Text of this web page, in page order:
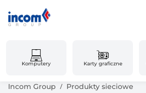
Komputery Karty graficzne
Incom Group Produkty sieciowe